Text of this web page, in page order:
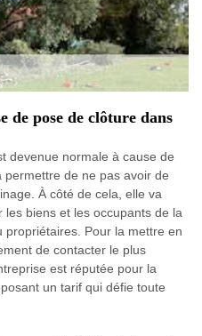
de pose de clôture dans
devenue normale à cause de
permettre de ne pas avoir de
À côté de cela, elle va
biens et les occupants de la
propriétaires. Pour la mettre en
de contacter le plus
est réputée pour la
un tarif qui défie toute